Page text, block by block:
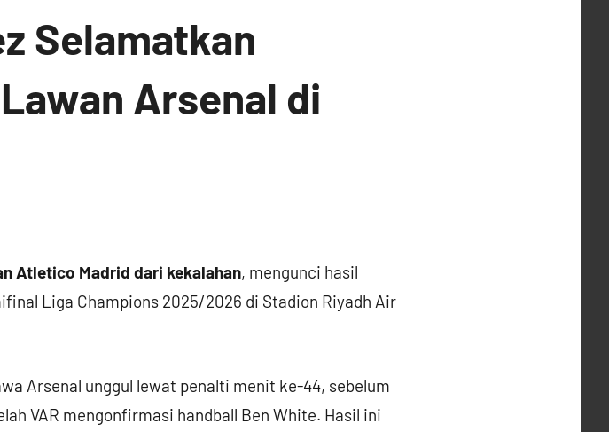
Selamatkan
Arsenal di
Atletico Madrid dari kekalahan, mengunci hasil
Liga Champions 2025/2026 di Stadion Riyadh Air
Arsenal unggul lewat penalti menit ke-44, sebelum
VAR mengonfirmasi handball Ben White. Hasil ini